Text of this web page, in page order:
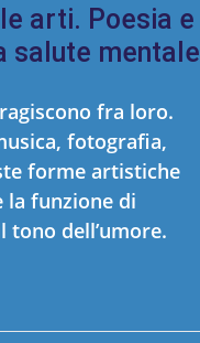
arti. Poesia e
salute mentale
fra loro.
fotografia,
forme artistiche
la funzione di
dell’umore.